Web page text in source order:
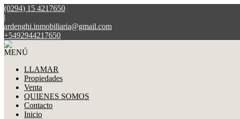
(0294) 15 4217650
|
ardenghi.inmobiliaria@gmail.com
+5492944217650
MENÚ
LLAMAR
Propiedades
Venta
QUIENES SOMOS
Contacto
Inicio